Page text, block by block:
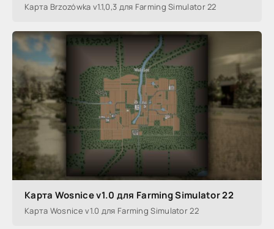
Карта Brzozówka v1.1,0,3 для Farming Simulator 22
Карта Wosnice v1.0 для Farming Simulator 22
Карта Wosnice v1.0 для Farming Simulator 22